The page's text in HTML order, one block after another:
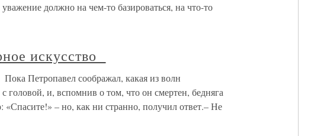
должно на чем-то базироваться, на что-то
искусство
Петропавел соображал, какая из волн
головой, и, вспомнив о том, что он смертен, бедняга
«Спасите!» – но, как ни странно, получил ответ.– Не